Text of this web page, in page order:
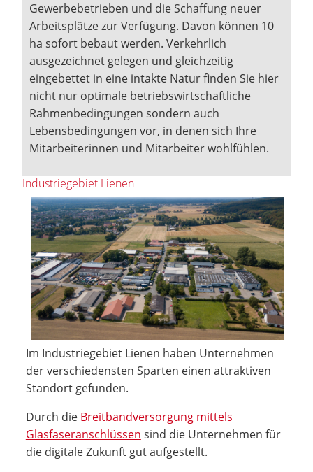
Gewerbebetrieben und die Schaffung neuer
Arbeitsplätze zur Verfügung. Davon können 10
ha sofort bebaut werden. Verkehrlich
ausgezeichnet gelegen und gleichzeitig
eingebettet in eine intakte Natur finden Sie hier
nicht nur optimale betriebswirtschaftliche
Rahmenbedingungen sondern auch
Lebensbedingungen vor, in denen sich Ihre
Mitarbeiterinnen und Mitarbeiter wohlfühlen.
Industriegebiet Lienen
Im Industriegebiet Lienen haben Unternehmen
der verschiedensten Sparten einen attraktiven
Standort gefunden.
Durch die Breitbandversorgung mittels
Glasfaseranschlüssen sind die Unternehmen für
die digitale Zukunft gut aufgestellt.